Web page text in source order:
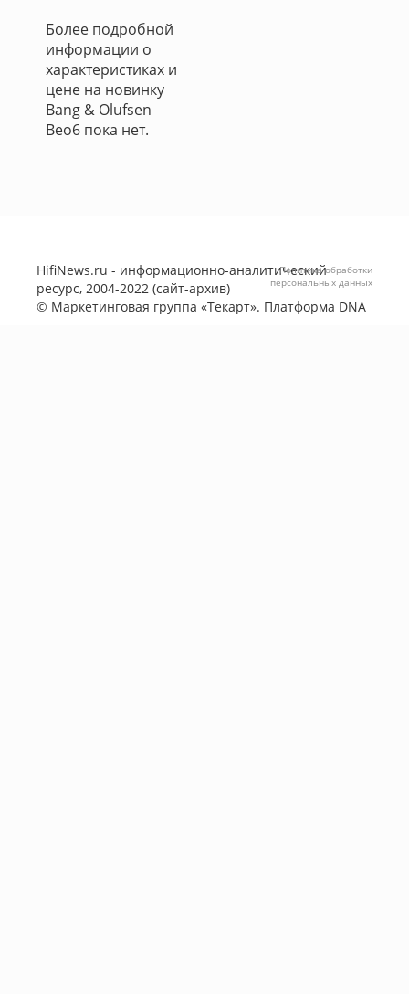
Более подробной
информации о
характеристиках и
цене на новинку
Bang & Olufsen
Beo6 пока нет.
HifiNews.ru - информационно-аналитический
ресурс, 2004-2022 (сайт-архив)
© Маркетинговая группа «Текарт». Платформа DNA
Политика обработки
персональных данных